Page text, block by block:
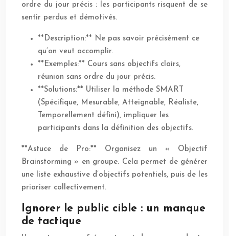
ordre du jour précis : les participants risquent de se
sentir perdus et démotivés.
**Description:** Ne pas savoir précisément ce
qu’on veut accomplir.
**Exemples:** Cours sans objectifs clairs,
réunion sans ordre du jour précis.
**Solutions:** Utiliser la méthode SMART
(Spécifique, Mesurable, Atteignable, Réaliste,
Temporellement défini), impliquer les
participants dans la définition des objectifs.
**Astuce de Pro:** Organisez un « Objectif
Brainstorming » en groupe. Cela permet de générer
une liste exhaustive d’objectifs potentiels, puis de les
prioriser collectivement.
Ignorer le public cible : un manque
de tactique